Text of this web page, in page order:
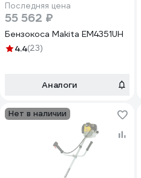
Последняя цена
55 562 ₽
Бензокоса Makita EM4351UH
4.4(23)
Аналоги
Нет в наличии